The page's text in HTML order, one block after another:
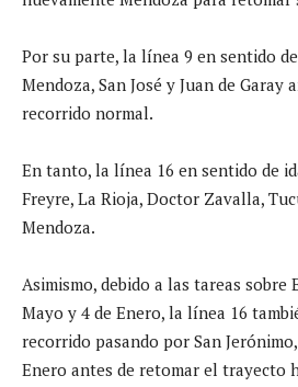
Por su parte, la línea 9 en sentido
Mendoza, San José y Juan de Garay
recorrido normal.
En tanto, la línea 16 en sentido de
Freyre, La Rioja, Doctor Zavalla,
Mendoza.
Asimismo, debido a las tareas sobre
Mayo y 4 de Enero, la línea 16
recorrido pasando por San
Enero antes de retomar el trayecto